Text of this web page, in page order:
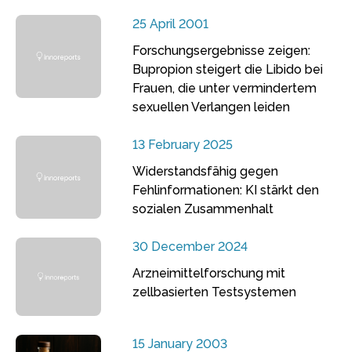
25 April 2001
Forschungsergebnisse zeigen:
Bupropion steigert die Libido bei
Frauen, die unter vermindertem
sexuellen Verlangen leiden
13 February 2025
Widerstandsfähig gegen
Fehlinformationen: KI stärkt den
sozialen Zusammenhalt
30 December 2024
Arzneimittelforschung mit
zellbasierten Testsystemen
15 January 2003